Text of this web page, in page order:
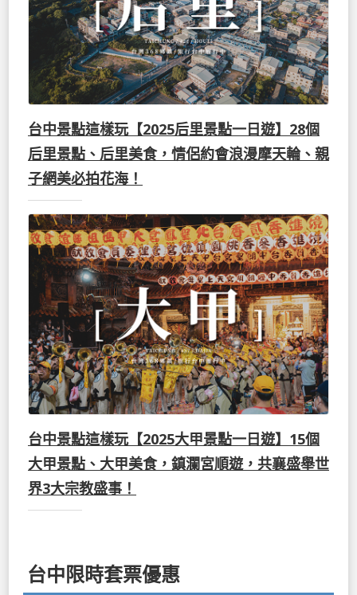
台中景點這樣玩【2025后里景點一日遊】28個
后里景點、后里美食，情侶約會浪漫摩天輪、親
子網美必拍花海！
台中景點這樣玩【2025大甲景點一日遊】15個
大甲景點、大甲美食，鎮瀾宮順遊，共襄盛舉世
界3大宗教盛事！
台中限時套票優惠